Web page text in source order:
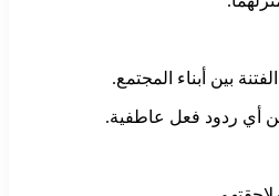
بين أبناء المجتمع.
عن أي ردود فعل عاطفية.